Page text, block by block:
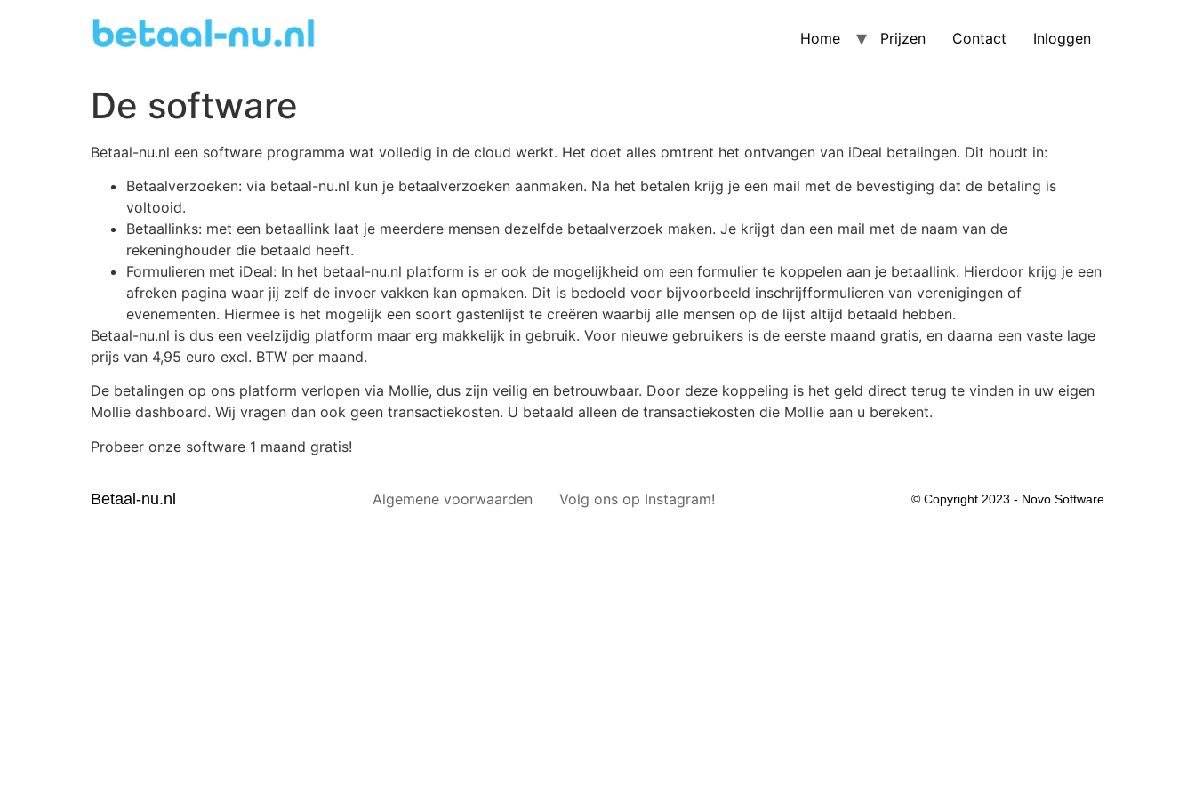
Home Prijzen Contact Inloggen
De software
Betaal-nu.nl een software programma wat volledig in de cloud werkt. Het doet alles omtrent het ontvangen van iDeal betalingen. Dit houdt in:
Betaalverzoeken: via betaal-nu.nl kun je betaalverzoeken aanmaken. Na het betalen krijg je een mail met de bevestiging dat de betaling is
voltooid.
Betaallinks: met een betaallink laat je meerdere mensen dezelfde betaalverzoek maken. Je krijgt dan een mail met de naam van de
rekeninghouder die betaald heeft.
Formulieren met iDeal: In het betaal-nu.nl platform is er ook de mogelijkheid om een formulier te koppelen aan je betaallink. Hierdoor krijg je een
afreken pagina waar jij zelf de invoer vakken kan opmaken. Dit is bedoeld voor bijvoorbeeld inschrijfformulieren van verenigingen of
evenementen. Hiermee is het mogelijk een soort gastenlijst te creëren waarbij alle mensen op de lijst altijd betaald hebben.
Betaal-nu.nl is dus een veelzijdig platform maar erg makkelijk in gebruik. Voor nieuwe gebruikers is de eerste maand gratis, en daarna een vaste lage
prijs van 4,95 euro excl. BTW per maand.
De betalingen op ons platform verlopen via Mollie, dus zijn veilig en betrouwbaar. Door deze koppeling is het geld direct terug te vinden in uw eigen
Mollie dashboard. Wij vragen dan ook geen transactiekosten. U betaald alleen de transactiekosten die Mollie aan u berekent.
Probeer onze software 1 maand gratis!
Betaal-nu.nl Algemene voorwaarden Volg ons op Instagram! © Copyright 2023 - Novo Software